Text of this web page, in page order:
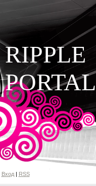
RIPPLE
PORTAL
Вход| RSS